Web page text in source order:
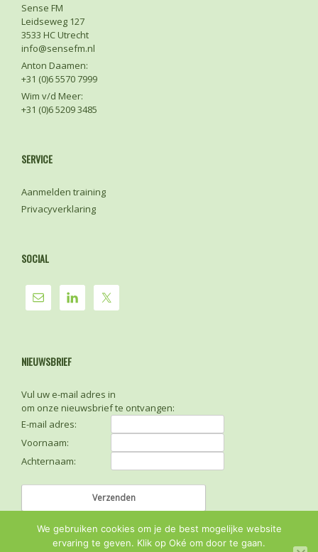
Sense FM
Leidseweg 127
3533 HC Utrecht
info@sensefm.nl
Anton Daamen:
+31 (0)6 5570 7999
Wim v/d Meer:
+31 (0)6 5209 3485
SERVICE
Aanmelden training
Privacyverklaring
SOCIAL
NIEUWSBRIEF
Vul uw e-mail adres in
om onze nieuwsbrief te ontvangen:
E-mail adres:
Voornaam:
Achternaam:
We gebruiken cookies om je de best mogelijke website
ervaring te geven. Klik op Oké om door te gaan.